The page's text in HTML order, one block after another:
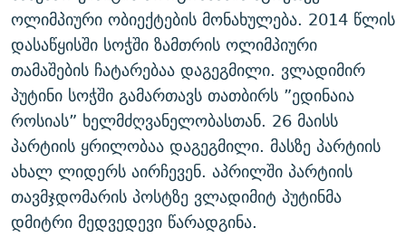
ᲚᲘᲢᲔᲠᲐᲢᲣᲠᲣᲚᲘ ᲬᲐᲮᲜᲐᲒᲔᲑᲘ
ᲐᲛᲔᲠᲘᲙᲣᲚᲘ ᲛᲝᲗᲮᲠᲝᲑᲐ
ᲘᲛᲞᲔᲠᲘᲐ ᲓᲐ ᲠᲐᲓᲘᲝ
ᲡᲐᲞᲐᲠᲚᲐᲛᲔᲜᲢᲝ ᲐᲠᲩᲔᲕᲜᲔᲑᲘᲡ ᲘᲡᲢᲝᲠᲘᲐ
ᲑᲐᲕᲨᲕᲔᲑᲘ ᲞᲠᲝᲡᲢᲘᲢᲣᲪᲘᲐᲨᲘ - ᲐᲛᲝᲣᲗᲥᲛᲔᲚᲘ ᲐᲛᲑᲐᲕᲘ
5 ᲐᲛᲑᲐᲕᲘ - 20 ᲘᲕᲜᲘᲡᲡ ᲓᲐᲨᲐᲕᲔᲑᲣᲚᲔᲑᲘ
ᲐᲒᲕᲘᲡᲢᲝᲡ ᲝᲛᲘ
ПРИВЕТ ᲙᲣᲚᲢᲣᲠᲐ
რთე/რთ-ის ყველა საიტი
ოლიმპიური ობიექტების მონახულება. 2014 წლის
დასაწყისში სოჭში ზამთრის ოლიმპიური
თამაშების ჩატარებაა დაგეგმილი. ვლადიმირ
პუტინი სოჭში გამართავს თათბირს ”ედინაია
როსიას” ხელმძღვანელობასთან. 26 მაისს
პარტიის ყრილობაა დაგეგმილი. მასზე პარტიის
ახალ ლიდერს აირჩევენ. აპრილში პარტიის
თავმჯდომარის პოსტზე ვლადიმიტ პუტინმა
დმიტრი მედვედევი წარადგინა.